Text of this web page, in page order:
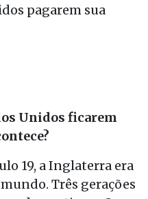
pagarem sua
Unidos ficarem
19, a Inglaterra era
Três gerações